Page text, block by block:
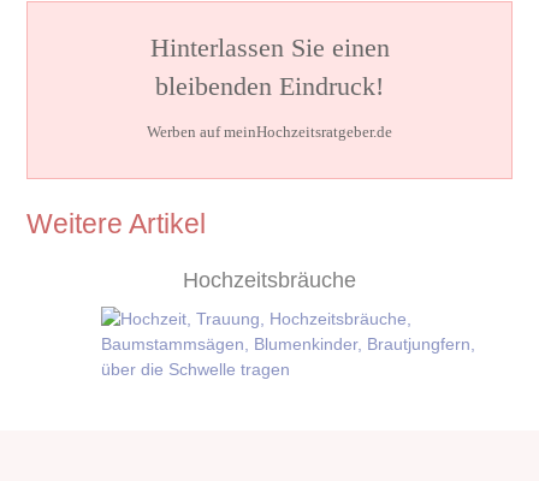
Hinterlassen Sie einen
bleibenden Eindruck!
Werben auf meinHochzeitsratgeber.de
Weitere Artikel
Hochzeitsbräuche